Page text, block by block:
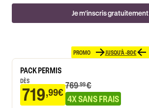
Je m'inscris gratuitement
PROMO JUSQU'À -80€
PACK PERMIS
DÈS
719,99€
769.99€
4X SANS FRAIS